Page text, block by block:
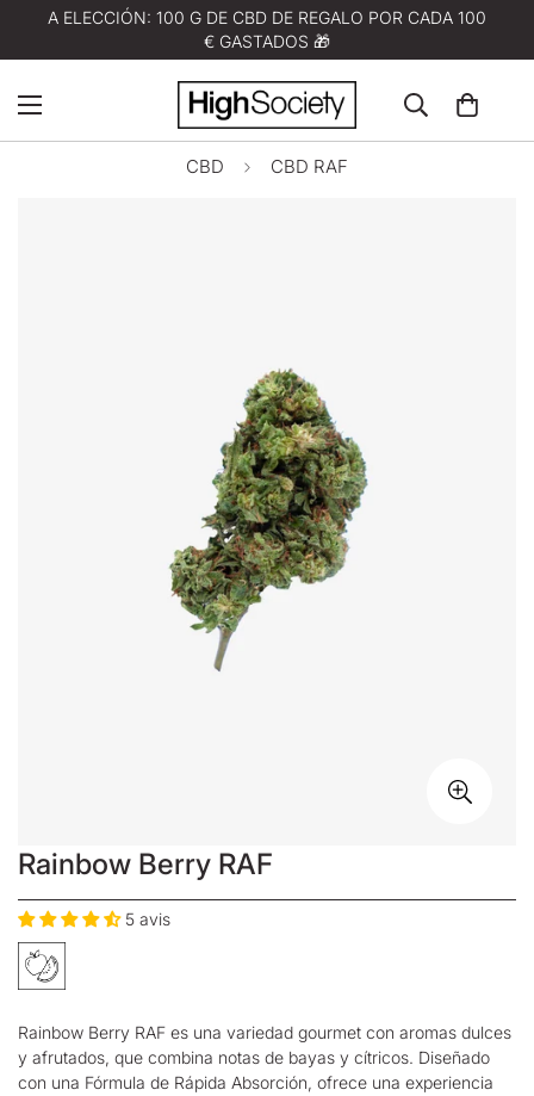
A ELECCIÓN: 100 G DE CBD DE REGALO POR CADA 100
€ GASTADOS 🎁
CBD CBD RAF
Rainbow Berry RAF
5 avis
Rainbow Berry RAF es una variedad gourmet con aromas dulces
y afrutados, que combina notas de bayas y cítricos. Diseñado
con una Fórmula de Rápida Absorción, ofrece una experiencia